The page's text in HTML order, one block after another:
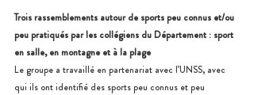
Trois rassemblements autour de sports peu connus et/ou
peu pratiqués par les collégiens du Département : sport
en salle, en montagne et à la plage
Le groupe a travaillé en partenariat avec l’UNSS, avec
qui ils ont identifié des sports peu connus et peu